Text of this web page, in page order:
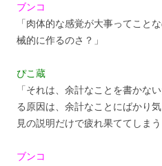
ブンコ
「肉体的な感覚が大事ってこと
械的に作るのさ？」
ぴこ蔵
「それは、余計なことを書か
る原因は、余計なことにばかり
見の説明だけで疲れ果ててしまう
ブンコ